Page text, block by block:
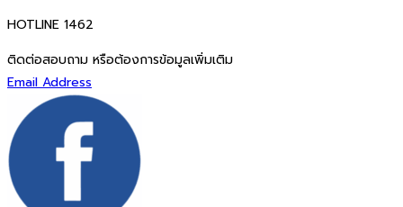
HOTLINE 1462
ติดต่อสอบถาม หรือต้องการข้อมูลเพิ่มเติม
Email Address